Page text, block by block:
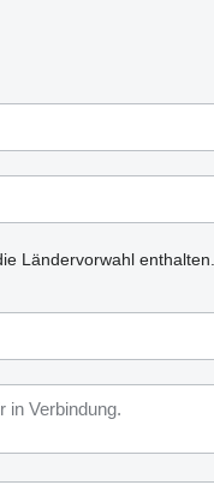
Ländervorwahl enthalten.